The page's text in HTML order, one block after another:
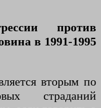
против
в 1991-1995
вторым по
страданий